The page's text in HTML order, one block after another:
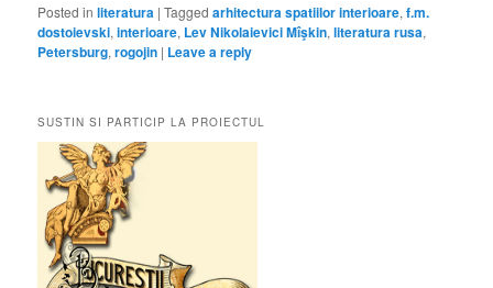
Posted in literatura |Tagged arhitectura spatiilor interioare,f.m.
dostoievski,interioare, Lev Nikolaievici Mîşkin,literatura rusa,
Petersburg,rogojin | Leave a reply
SUSTIN SI PARTICIP LA PROIECTUL